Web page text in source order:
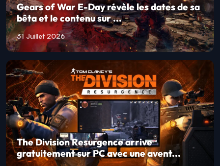
Gears of War E-Day révèle les dates de sa
bêta et le contenu sur ...
31 Juillet 2026
The Division Resurgence arrive
gratuitement sur PC avec une avent...